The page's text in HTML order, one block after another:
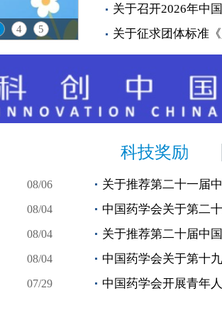
4 5
关于召开2026年中
关于征求团体标准
08/06
08/04
08/04
08/04
07/29
科技奖励
关于推荐第二十一届
中国药学会关于第二
关于推荐第二十届中
中国药学会关于第十
中国药学会开展青年